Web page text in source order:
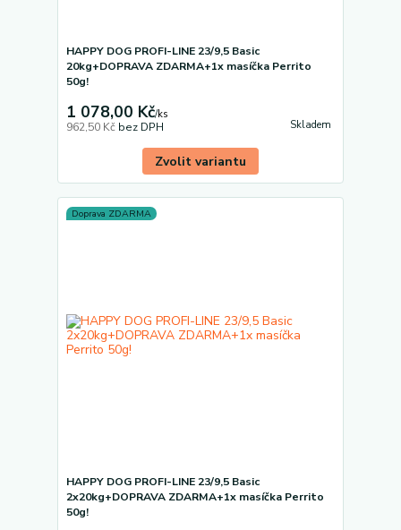
HAPPY DOG PROFI-LINE 23/9,5 Basic
20kg+DOPRAVA ZDARMA+1x masíčka Perrito
50g!
1 078,00 Kč/ks
962,50 Kč bez DPH Skladem
Zvolit variantu
Doprava ZDARMA
HAPPY DOG PROFI-LINE 23/9,5 Basic
2x20kg+DOPRAVA ZDARMA+1x masíčka Perrito
50g!